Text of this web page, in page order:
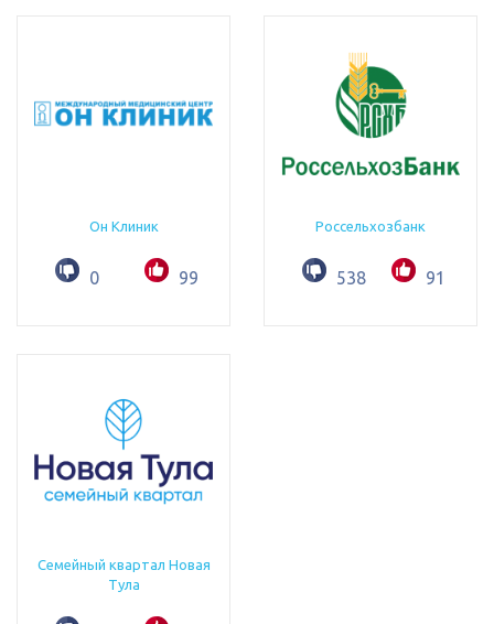
Он Клиник
0 99
Россельхозбанк
538 91
Семейный квартал Новая
Тула